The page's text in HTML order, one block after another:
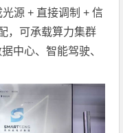
源 + 直接调制 + 信
，可承载算力集群
中心、智能驾驶、